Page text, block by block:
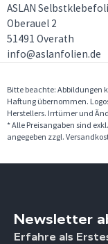
ASLAN
Oberauel 2
51491 Overath
info@aslanfolien.de
Bitte beachte: Abbildungen
Haftung übernommen.
Herstellers. Irrtümer und
* Alle Preisangaben sind
angegeben zzgl.
Newsletter
Erfahre als